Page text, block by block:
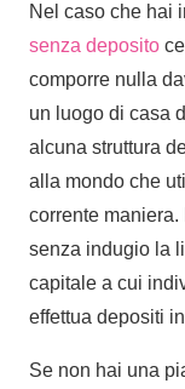
Nel caso che hai
senza deposito
comporre nulla
un luogo di casa
alcuna struttura
alla mondo che
corrente
senza indugio la
capitale a cui
effettua depositi
Se non hai una